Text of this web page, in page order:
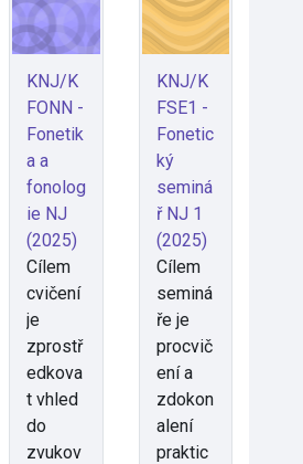
KNJ/K
FONN -
Fonetik
a a
fonolog
ie NJ
(2025)
Cílem
cvičení
je
zprostř
edkova
t vhled
do
zvukov
KNJ/K
FSE1 -
Fonetic
ký
seminá
ř NJ 1
(2025)
Cílem
seminá
ře je
procvič
ení a
zdokon
alení
praktic